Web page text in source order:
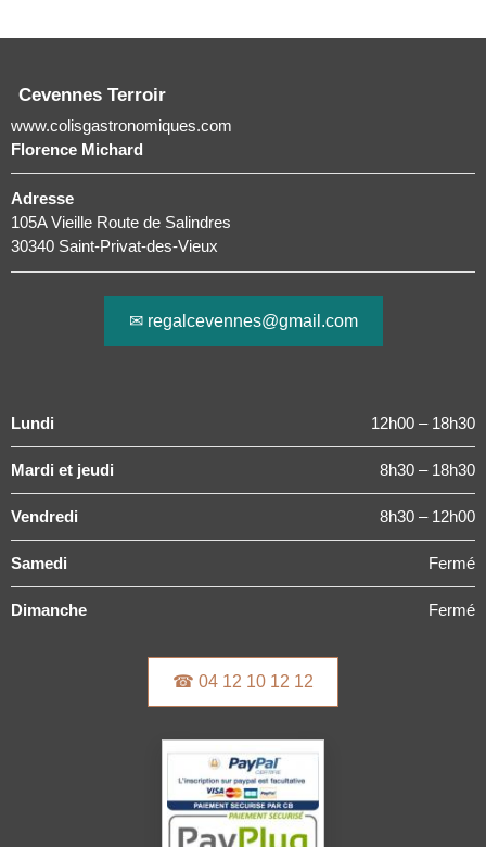
Cevennes Terroir
www.colisgastronomiques.com
Florence Michard
Adresse
105A Vieille Route de Salindres
30340 Saint-Privat-des-Vieux
✉ regalcevennes@gmail.com
Lundi 12h00 – 18h30
Mardi et jeudi 8h30 – 18h30
Vendredi 8h30 – 12h00
Samedi Fermé
Dimanche Fermé
☎ 04 12 10 12 12